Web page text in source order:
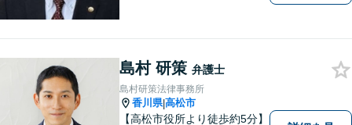
島村 研策 弁護士
島村研策法律事務所
香川県|高松市
【高松市役所より徒歩約5分】